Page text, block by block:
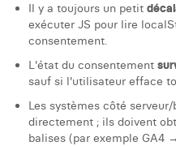
Il y a toujours un petit
exécuter JS pour lire
consentement.
L'état du consentement
sauf si l'utilisateur efface
Les systèmes côté
directement ; ils doivent
balises (par exemple GA4